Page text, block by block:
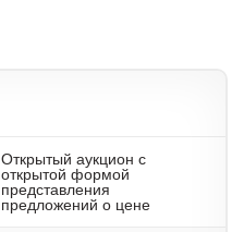
Открытый аукцион с
открытой формой
представления
предложений о цене